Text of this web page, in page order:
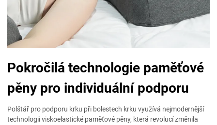
Pokročilá technologie paměťové
pěny pro individuální podporu
Polštář pro podporu krku při bolestech krku využívá nejmodernější
technologii viskoelastické paměťové pěny, která revolucí změnila